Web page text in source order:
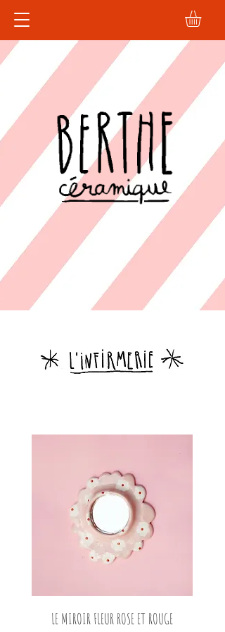
LE MIROIR FLEUR ROSE ET ROUGE